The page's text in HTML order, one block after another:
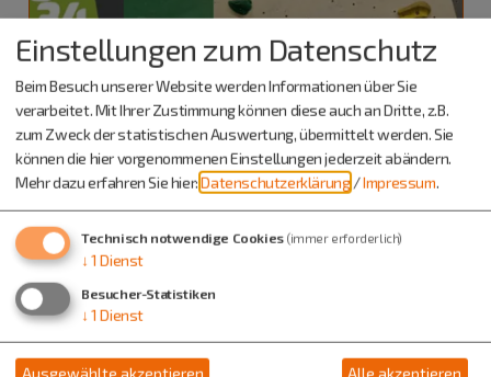
Beilngries
11.08.26
Einstellungen zum Datenschutz
Beim Besuch unserer Website werden Informationen über Sie
verarbeitet. Mit Ihrer Zustimmung können diese auch an Dritte, z.B.
zum Zweck der statistischen Auswertung, übermittelt werden. Sie
können die hier vorgenommenen Einstellungen jederzeit abändern.
Mehr dazu erfahren Sie hier:Datenschutzerklärung /Impressum.
Technisch notwendige Cookies (immer erforderlich)
↓ 1 Dienst
Besucher-Statistiken
↓ 1 Dienst
Ausgewählte akzeptieren Alle akzeptieren